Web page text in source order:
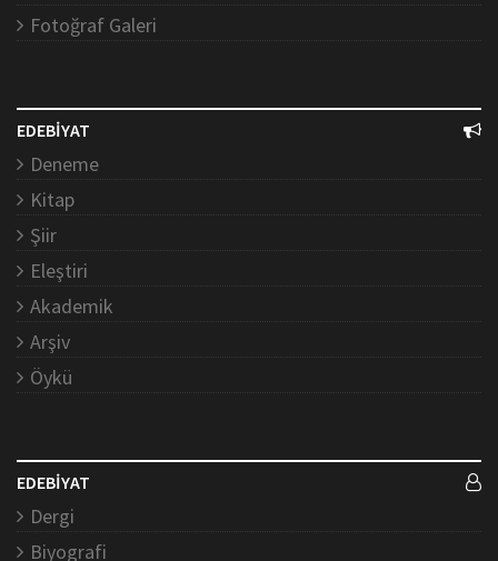
Fotoğraf Galeri
EDEBİYAT
Deneme
Kitap
Şiir
Eleştiri
Akademik
Arşiv
Öykü
EDEBİYAT
Dergi
Biyografi